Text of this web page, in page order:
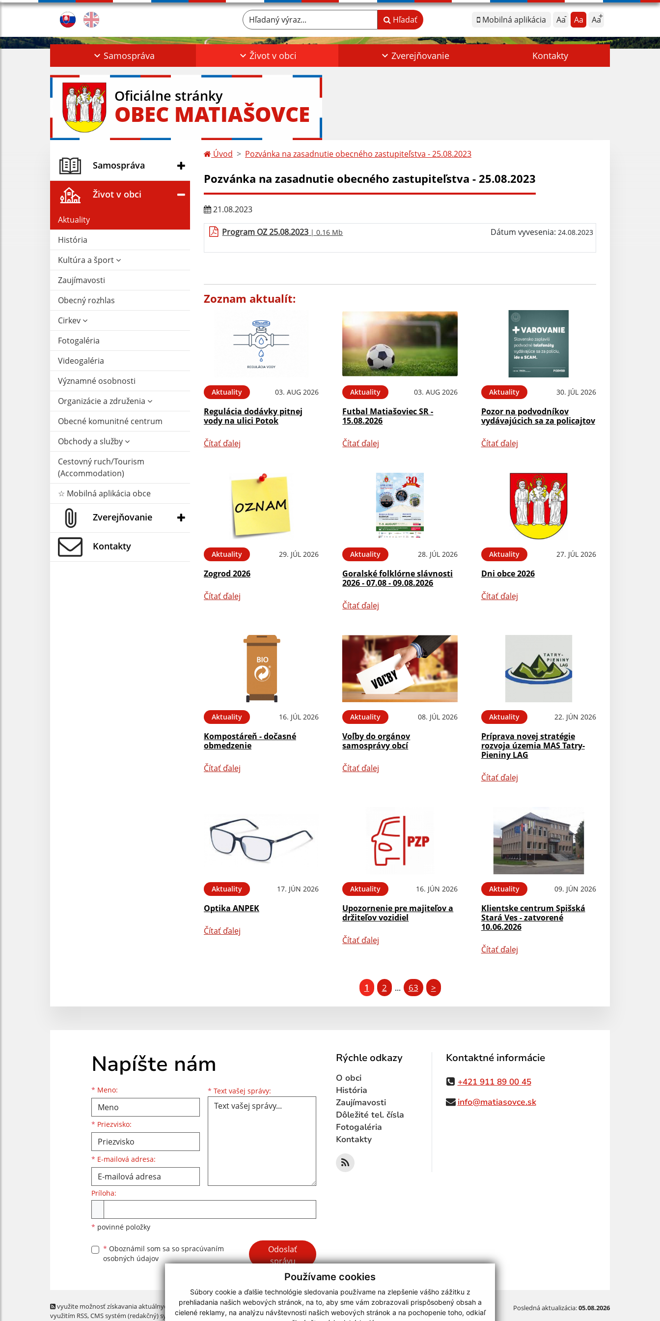
Používame cookies
Súbory cookie a ďalšie technológie sledovania používame na zlepšenie vášho zážitku z
prehliadania našich webových stránok, na to, aby sme vám zobrazovali prispôsobený obsah a
cielené reklamy, na analýzu návštevnosti našich webových stránok a na pochopenie toho, odkiaľ
Mobilná aplikácia Aa Aa Aa
Hľadaný výraz... Hľadať
Samospráva Život v obci Zverejňovanie Kontakty
Oficiálne stránky
OBEC MATIAŠOVCE
Samospráva
Život v obci
Aktuality
História
Kultúra a šport
Zaujímavosti
Obecný rozhlas
Cirkev
Fotogaléria
Videogaléria
Významné osobnosti
Organizácie a združenia
Obecné komunitné centrum
Obchody a služby
Cestovný ruch/Tourism
(Accommodation)
☆ Mobilná aplikácia obce
Zverejňovanie
Kontakty
Úvod Pozvánka na zasadnutie obecného zastupiteľstva - 25.08.2023
Pozvánka na zasadnutie obecného zastupiteľstva - 25.08.2023
21.08.2023
Program OZ 25.08.2023 | 0.16 Mb Dátum vyvesenia: 24.08.2023
Zoznam aktualít:
Aktuality 03. AUG 2026
Regulácia dodávky pitnej
vody na ulici Potok
Čítať ďalej
Aktuality 03. AUG 2026
Futbal Matiašoviec SR -
15.08.2026
Čítať ďalej
Aktuality 30. JÚL 2026
Pozor na podvodníkov
vydávajúcich sa za policajtov
Čítať ďalej
Aktuality 29. JÚL 2026
Zogrod 2026
Čítať ďalej
Aktuality 28. JÚL 2026
Goralské folklórne slávnosti
2026 - 07.08 - 09.08.2026
Čítať ďalej
Aktuality 27. JÚL 2026
Dni obce 2026
Čítať ďalej
Aktuality 16. JÚL 2026
Kompostáreň - dočasné
obmedzenie
Čítať ďalej
Aktuality 08. JÚL 2026
Voľby do orgánov
samosprávy obcí
Čítať ďalej
Aktuality 22. JÚN 2026
Príprava novej stratégie
rozvoja územia MAS Tatry-
Pieniny LAG
Čítať ďalej
Aktuality 17. JÚN 2026
Optika ANPEK
Čítať ďalej
Aktuality 16. JÚN 2026
Upozornenie pre majiteľov a
držiteľov vozidiel
Čítať ďalej
Aktuality 09. JÚN 2026
Klientske centrum Spišská
Stará Ves - zatvorené
10.06.2026
Čítať ďalej
1 2 ... 63 >
Napíšte nám
* Meno:
Meno
* Priezvisko:
Priezvisko
* E-mailová adresa:
E-mailová adresa * Text vašej správy: Text vašej správy...
Príloha:
* povinné položky
* Oboznámil som sa so spracúvaním
osobných údajov
Google reCaptcha Response
Odoslať
správu
Rýchle odkazy
O obci
História
Zaujímavosti
Dôležité tel. čísla
Fotogaléria
Kontakty
Kontaktné informácie
+421 911 89 00 45
info@matiasovce.sk
využite možnosť získavania aktuálnych informácií s
využitím RSS, CMS systém (redakčný) systém ECHELON 2,
Posledná aktualizácia:05.08.2026